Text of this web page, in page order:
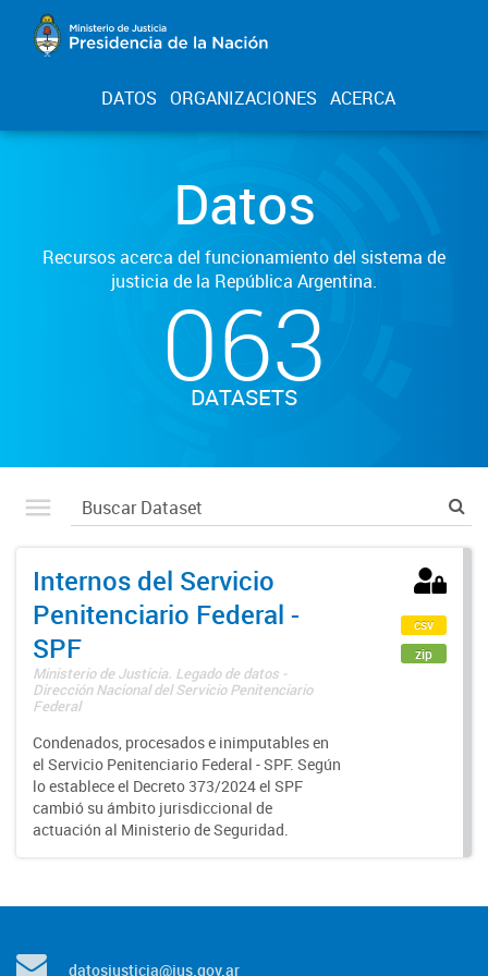
DATOS ORGANIZACIONES ACERCA
Datos
Recursos acerca del funcionamiento del sistema de
justicia de la República Argentina.
063
DATASETS
Internos del Servicio
Penitenciario Federal -
SPF
Ministerio de Justicia. Legado de datos -
Dirección Nacional del Servicio Penitenciario
Federal
Condenados, procesados e inimputables en
el Servicio Penitenciario Federal - SPF. Según
lo establece el Decreto 373/2024 el SPF
cambió su ámbito jurisdiccional de
actuación al Ministerio de Seguridad.
csv
zip
datosjusticia@jus.gov.ar